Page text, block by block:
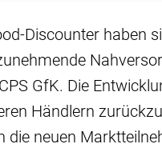
Discounter haben
GfK. Die
Händlern
die neuen